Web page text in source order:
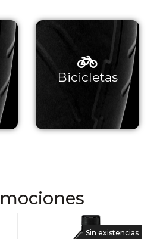
Bicicletas
Ver
Productos